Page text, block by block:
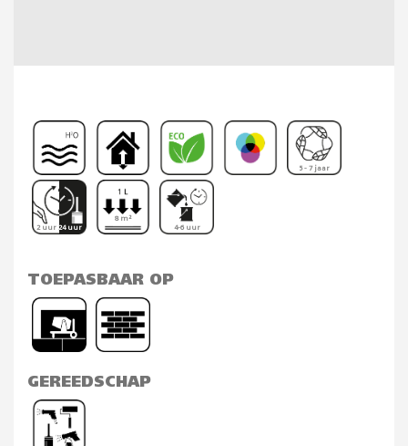
5 - 7 jaar
2 uur 24 uur
8 m²
4-6 uur
TOEPASBAAR OP
GEREEDSCHAP